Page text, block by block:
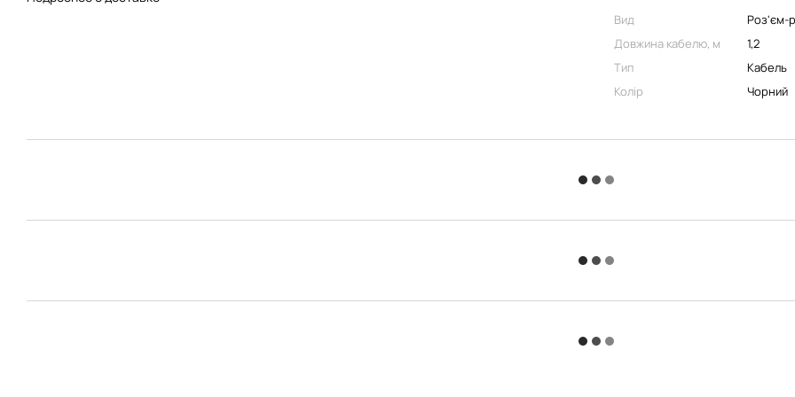
Вид
Роз'єм-
Довжина кабелю, м
1,2
Тип
Кабель
Колір
Чорний